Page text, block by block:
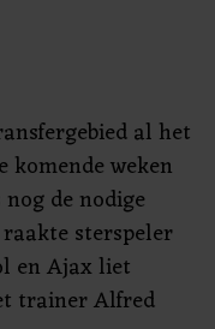
al het
komende weken
de nodige
sterspeler
en Ajax liet
trainer Alfred